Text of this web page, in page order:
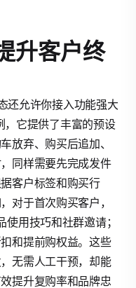
升客户终
还允许你接入功能强大
它提供了丰富的预设
放弃、购买后追加、
同样需要先完成发件
客户标签和购买行
对于首次购买客户，
用技巧和社群邀请；
和提前购权益。这些
无需人工干预，却能
提升复购率和品牌忠